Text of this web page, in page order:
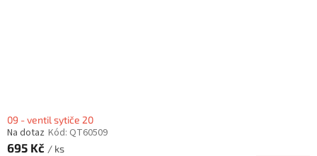
09 - ventil sytiče 20
Na dotaz Kód: QT60509
695 Kč / ks